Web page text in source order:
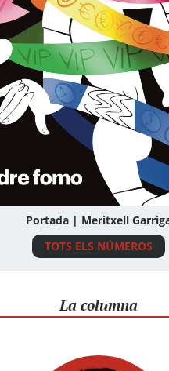
Portada | Meritxell
TOTS ELS NÚMEROS
La columna